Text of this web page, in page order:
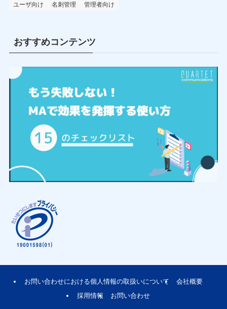
ユーザ向け
名刺管理 管理者向け
おすすめコンテンツ
お問い合わせにおける個人情報の取扱いについて
会社概要
採用情報
お問い合わせ